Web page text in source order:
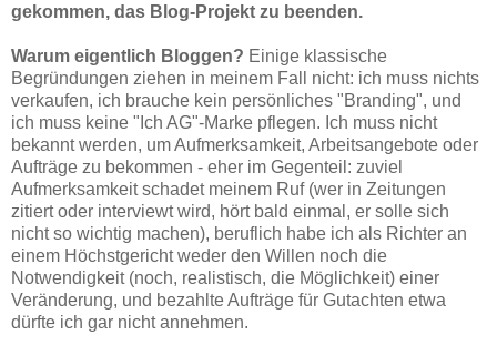
gekommen, das Blog-Projekt zu beenden.
Warum eigentlich Bloggen? Einige klassische
Begründungen ziehen in meinem Fall nicht: ich muss nichts
verkaufen, ich brauche kein persönliches "Branding", und
ich muss keine "Ich AG"-Marke pflegen. Ich muss nicht
bekannt werden, um Aufmerksamkeit, Arbeitsangebote oder
Aufträge zu bekommen - eher im Gegenteil: zuviel
Aufmerksamkeit schadet meinem Ruf (wer in Zeitungen
zitiert oder interviewt wird, hört bald einmal, er solle sich
nicht so wichtig machen), beruflich habe ich als Richter an
einem Höchstgericht weder den Willen noch die
Notwendigkeit (noch, realistisch, die Möglichkeit) einer
Veränderung, und bezahlte Aufträge für Gutachten etwa
dürfte ich gar nicht annehmen.